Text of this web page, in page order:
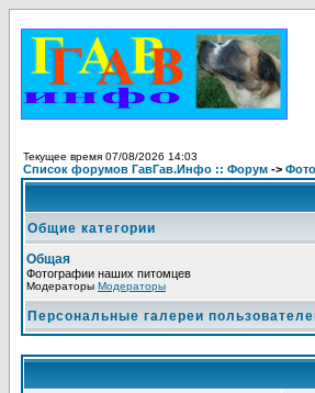
Текущее время 07/08/2026 14:03
Список форумов ГавГав.Инфо :: Форум ->
Общие категории
Общая
Фотографии наших питомцев
Модераторы Модераторы
Персональные галереи